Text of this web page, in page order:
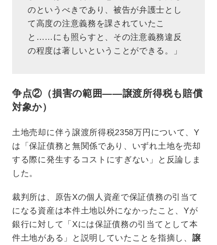
のというべきであり、被告が弁護士とし
て高度の注意義務を課されていたこ
と……にも照らすと、その注意義務違反
の程度は著しいということができる。」
争点②（損害の範囲——譲渡所得税も賠償
対象か）
土地売却に伴う譲渡所得税2358万円について、Y
は「保証債務と無関係であり、いずれ土地を売却
する際に発生するコストにすぎない」と反論しま
した。
裁判所は、原告Xの個人資産で保証債務の引当て
になる資産は本件土地以外になかったこと、Yが
銀行に対して「Xには保証債務の引当てとして本
件土地がある」と説明していたことを指摘し、 譲